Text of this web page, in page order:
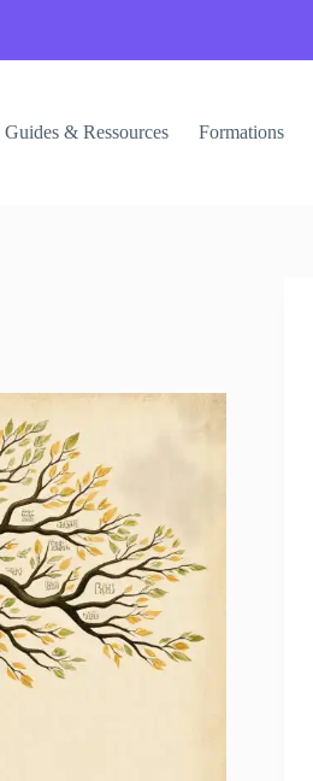
Guides & Ressources Formations